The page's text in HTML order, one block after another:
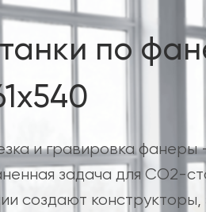
по
и гравировка фанеры
задача для CO2-
создают